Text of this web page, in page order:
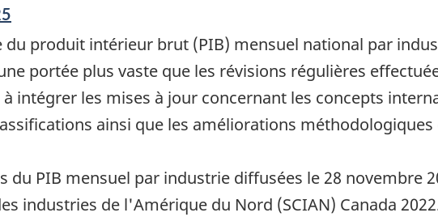
du produit intérieur brut (PIB) mensuel national par
portée plus vaste que les révisions régulières
intégrer les mises à jour concernant les concepts
ainsi que les améliorations
du PIB mensuel par industrie diffusées le 28 novembre
industries de l'Amérique du Nord (SCIAN) Canada